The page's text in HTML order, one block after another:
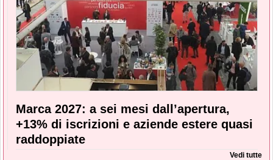
Marca 2027: a sei mesi dall’apertura,
+13% di iscrizioni e aziende estere quasi
raddoppiate
Vedi tutte